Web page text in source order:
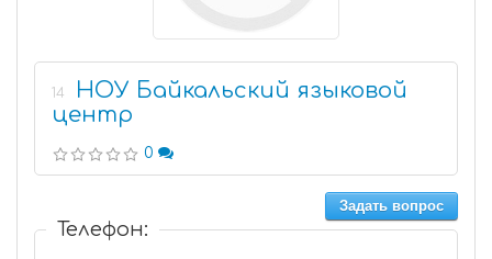
14
НОУ Байкальский языковой
центр
0
Задать вопрос
Телефон: